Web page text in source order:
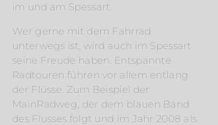
im und am Spessart.
Wer gerne mit dem Fahrrad
unterwegs ist, wird auch im Spessart
seine Freude haben. Entspannte
Radtouren führen vor allem entlang
der Flüsse. Zum Beispiel der
MainRadweg, der dem blauen Band
des Flusses folgt und im Jahr 2008 als